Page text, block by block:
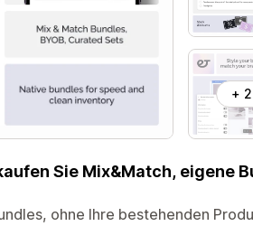
+
Sie Mix&Match, eigene
ohne Ihre bestehenden